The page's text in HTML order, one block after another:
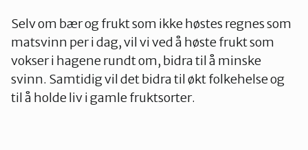
Selv om bær og frukt som ikke høstes regnes som
matsvinn per i dag, vil vi ved å høste frukt som
vokser i hagene rundt om, bidra til å minske
svinn. Samtidig vil det bidra til økt folkehelse og
til å holde liv i gamle fruktsorter.